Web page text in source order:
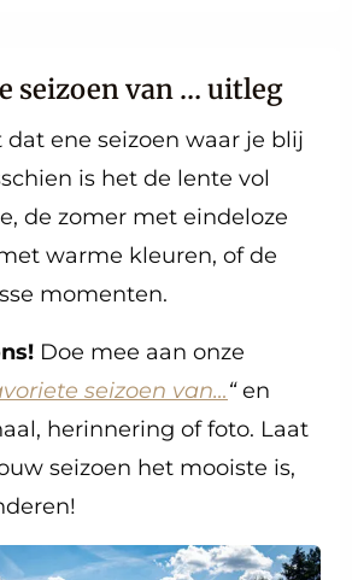
seizoen van … uitleg
dat ene seizoen waar je blij
is het de lente vol
de zomer met eindeloze
warme kleuren, of de
momenten.
Doe mee aan onze
seizoen van…“en
herinnering of foto. Laat
seizoen het mooiste is,